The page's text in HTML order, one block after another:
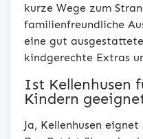
kurze Wege zum
familienfreundliche
eine gut
kindgerechte Extras
Ist Kellenhusen
Kindern
Ja, Kellenhusen